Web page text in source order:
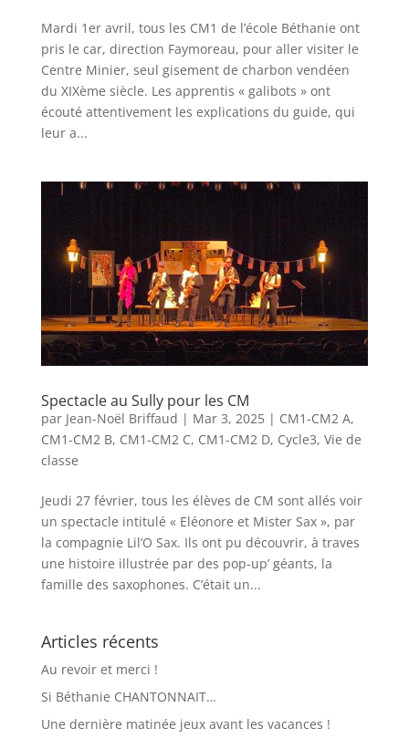
Mardi 1er avril, tous les CM1 de l’école Béthanie ont
pris le car, direction Faymoreau, pour aller visiter le
Centre Minier, seul gisement de charbon vendéen
du XIXème siècle. Les apprentis « galibots » ont
écouté attentivement les explications du guide, qui
leur a...
Spectacle au Sully pour les CM
par Jean-Noël Briffaud | Mar 3, 2025| CM1-CM2 A,
CM1-CM2 B, CM1-CM2 C, CM1-CM2 D, Cycle3, Vie de
classe
Jeudi 27 février, tous les élèves de CM sont allés voir
un spectacle intitulé « Eléonore et Mister Sax », par
la compagnie Lil’O Sax. Ils ont pu découvrir, à traves
une histoire illustrée par des pop-up’ géants, la
famille des saxophones. C’était un...
Articles récents
Au revoir et merci !
Si Béthanie CHANTONNAIT…
Une dernière matinée jeux avant les vacances !